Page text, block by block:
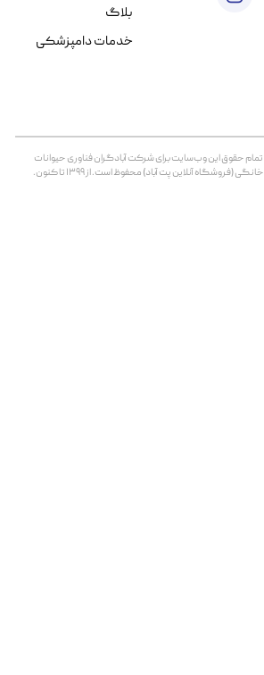
تمام حقوق اين وب‌سايت برای شرکت آبادگران فناوری حیوانات
خانگی (فروشگاه آنلاین پت آباد) محفوظ است. از ۱۳۹۹ تا کنون.
بلاگ
خدمات دامپزشکی